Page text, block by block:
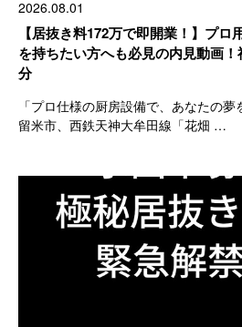
2026.08.01
【居抜き料172万で即開業！】プ
を持ちたい方へも必見の内見動画
分
「プロ仕様の厨房設備で、あなたの
留米市、西鉄天神大牟田線「花畑 …